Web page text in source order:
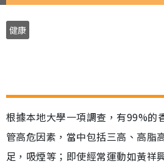
健康
根據本地大學一項調查，有99%的
管高危因素，當中包括三高、高脂
足，吸煙等；即使經常運動如黃祥